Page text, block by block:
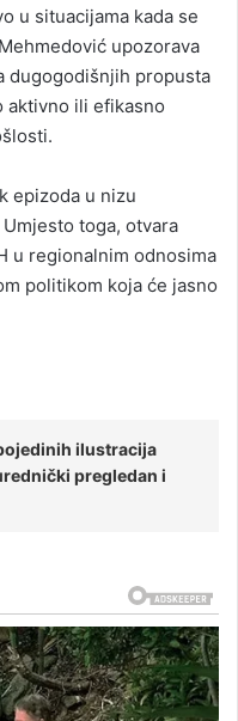
u situacijama kada se
upozorava
dugogodišnjih propusta
aktivno ili efikasno
epizoda u nizu
toga, otvara
u regionalnim odnosima
politikom koja će jasno
ilustracija
pregledan i